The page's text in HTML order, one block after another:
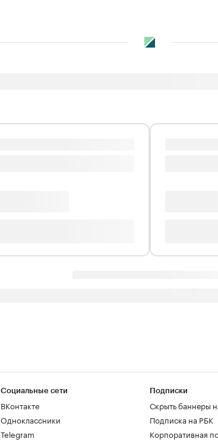
Социальные сети
ВКонтакте
Одноклассники
Telegram
Подписки
Скрыть баннеры
Подписка на РБК
Корпоративная